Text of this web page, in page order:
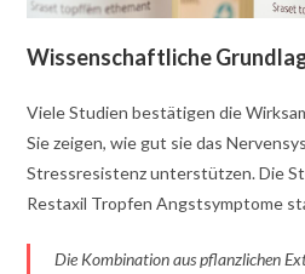
Wissenschaftliche
Viele Studien bestätigen die
Sie zeigen, wie gut sie das
Stressresistenz unterstützen. Die
Restaxil Tropfen Angstsymptome
Die Kombination aus pflanzlichen